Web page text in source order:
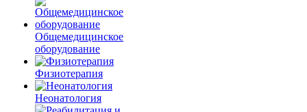
Общемедицинское
оборудование
Физиотерапия
Неонатология